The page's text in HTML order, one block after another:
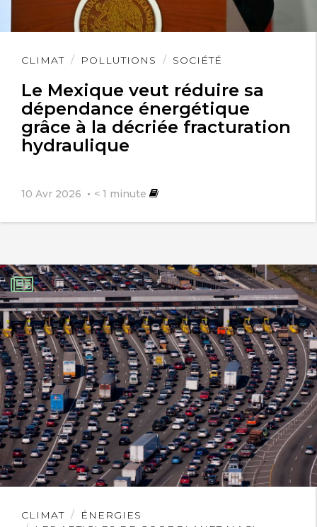
CLIMAT POLLUTIONS SOCIÉTÉ
Le Mexique veut réduire sa
dépendance énergétique
grâce à la décriée fracturation
hydraulique
10 Avr 2026 < 1 minute
Lire
CLIMAT
ÉNERGIES
Lire